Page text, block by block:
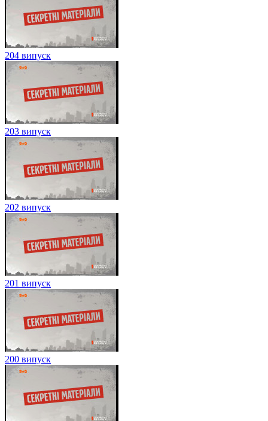
204 випуск
203 випуск
202 випуск
201 випуск
200 випуск